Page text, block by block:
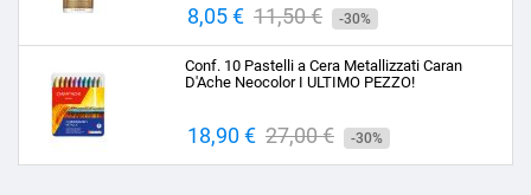
Prezzo
8,05 € Prezzo
base
11,50 € -30%
Conf. 10 Pastelli a Cera Metallizzati Caran
D'Ache Neocolor I ULTIMO PEZZO!
Prezzo
18,90 € Prezzo
base
27,00 € -30%